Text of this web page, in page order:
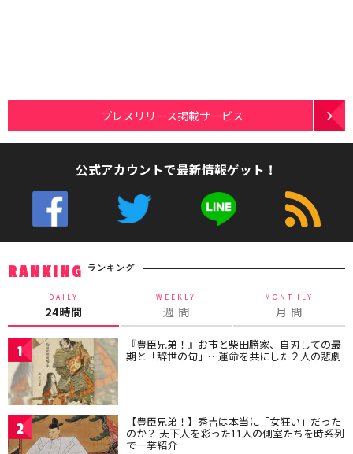
プレスリリース掲載サービス
公式アカウントで最新情報ゲット！
RANKING ランキング
DAILY
24時間
WEEKLY
週 間
MONTHLY
月 間
1 『豊臣兄弟！』お市と柴田勝家、自刃しての最
期と「辞世の句」…運命を共にした２人の悲劇
2 【豊臣兄弟！】秀吉は本当に「女狂い」だった
のか？ 天下人を彩った11人の側室たちを時系列
で一挙紹介